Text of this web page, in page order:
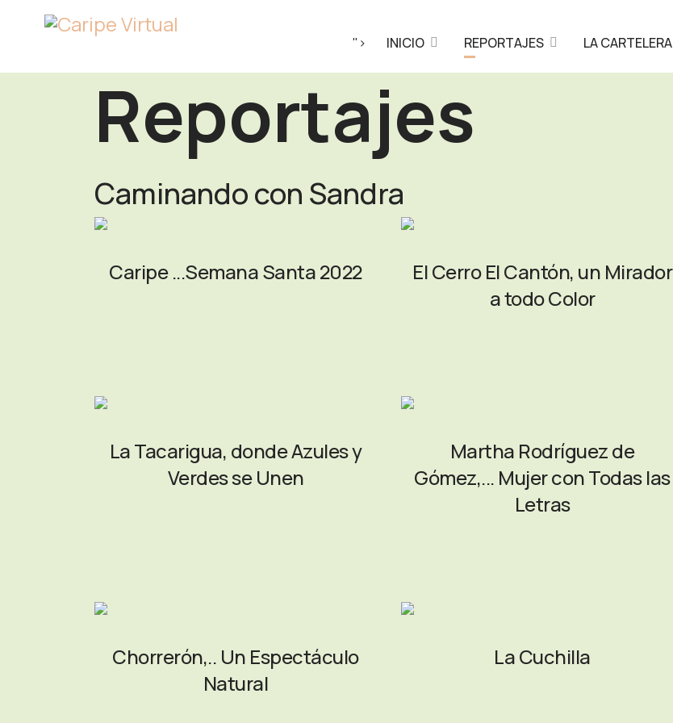
"> INICIO REPORTAJES LA CARTELERA
Reportajes
Caminando con Sandra
Caripe ...Semana Santa 2022
El Cerro El Cantón, un Mirador
a todo Color
La Tacarigua, donde Azules y
Verdes se Unen
Martha Rodríguez de
Gómez,... Mujer con Todas las
Letras
Chorrerón,.. Un Espectáculo
Natural
La Cuchilla